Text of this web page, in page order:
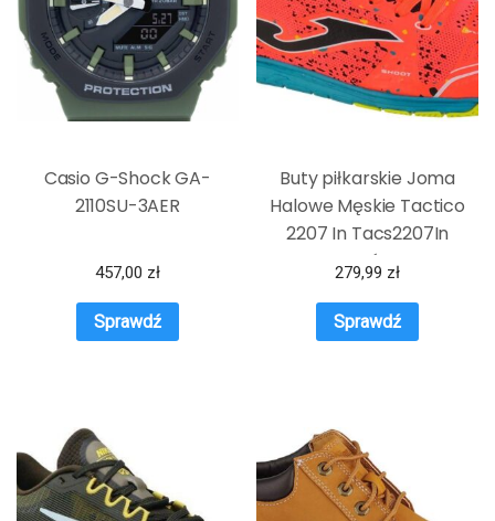
Casio G-Shock GA-
2110SU-3AER
457,00 zł
Sprawdź
Buty piłkarskie Joma
Halowe Męskie Tactico
2207 In Tacs2207In
Pomarańczowy
279,99 zł
Sprawdź